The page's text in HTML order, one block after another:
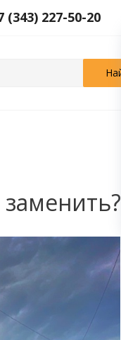
(343) 227-50-20